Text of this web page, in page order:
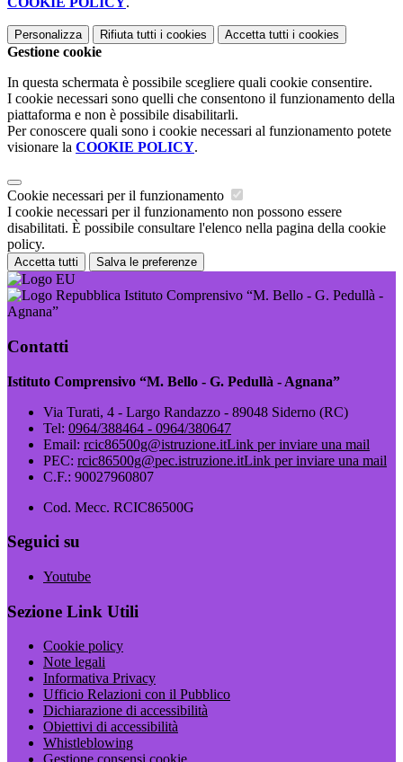
Personalizza Rifiuta tutti i cookies Accetta tutti i cookies
Gestione cookie
In questa schermata è possibile scegliere quali cookie consentire.
I cookie necessari sono quelli che consentono il funzionamento della
piattaforma e non è possibile disabilitarli.
Per conoscere quali sono i cookie necessari al funzionamento potete
visionare la COOKIE POLICY.
Cookie necessari per il funzionamento
I cookie necessari per il funzionamento non possono essere
disabilitati. È possibile consultare l'elenco nella pagina della cookie
policy.
Accetta tutti Salva le preferenze
Istituto Comprensivo “M. Bello - G. Pedullà -
Agnana”
Contatti
Istituto Comprensivo “M. Bello - G. Pedullà - Agnana”
Via Turati, 4 - Largo Randazzo - 89048 Siderno (RC)
Tel: 0964/388464 - 0964/380647
Email: rcic86500g@istruzione.itLink per inviare una mail
PEC: rcic86500g@pec.istruzione.itLink per inviare una mail
C.F.: 90027960807
Cod. Mecc. RCIC86500G
Seguici su
Youtube
Sezione Link Utili
Cookie policy
Note legali
Informativa Privacy
Ufficio Relazioni con il Pubblico
Dichiarazione di accessibilità
Obiettivi di accessibilità
Whistleblowing